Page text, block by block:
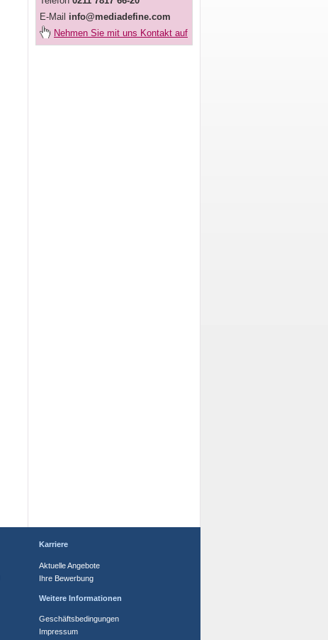
E-Mail info@mediadefine.com
Nehmen Sie mit uns Kontakt auf
Karriere
Aktuelle Angebote
Ihre Bewerbung
Weitere Informationen
Geschäftsbedingungen
Impressum